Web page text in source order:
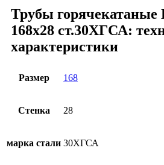
Трубы
168x28 ст.30ХГСА:
характеристики
Размер 168
Стенка 28
марка стали 30ХГСА